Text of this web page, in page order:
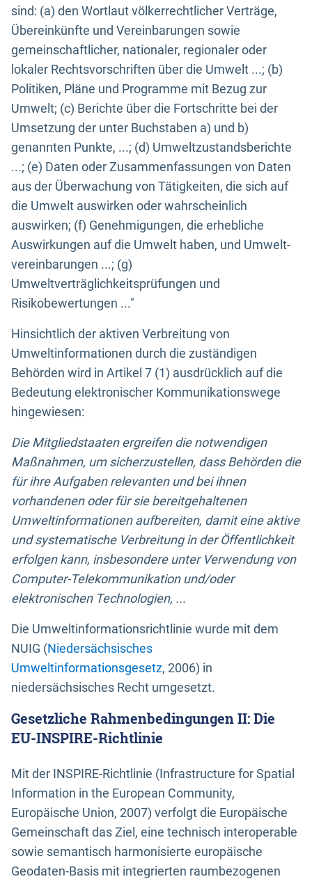
sind: (a) den Wortlaut völkerrechtlicher Verträge,
Übereinkünfte und Vereinbarungen sowie
gemeinschaftlicher, nationaler, regionaler oder
lokaler Rechtsvorschriften über die Umwelt ...; (b)
Politiken, Pläne und Programme mit Bezug zur
Umwelt; (c) Berichte über die Fortschritte bei der
Umsetzung der unter Buchstaben a) und b)
genannten Punkte, ...; (d) Umweltzustandsberichte
...; (e) Daten oder Zusammenfassungen von Daten
aus der Überwachung von Tätigkeiten, die sich auf
die Umwelt auswirken oder wahrscheinlich
auswirken; (f) Genehmigungen, die erhebliche
Auswirkungen auf die Umwelt haben, und Umwelt-
vereinbarungen ...; (g)
Umweltverträglichkeitsprüfungen und
Risikobewertungen ..."
Hinsichtlich der aktiven Verbreitung von
Umweltinformationen durch die zuständigen
Behörden wird in Artikel 7 (1) ausdrücklich auf die
Bedeutung elektronischer Kommunikationswege
hingewiesen:
Die Mitgliedstaaten ergreifen die notwendigen
Maßnahmen, um sicherzustellen, dass Behörden die
für ihre Aufgaben relevanten und bei ihnen
vorhandenen oder für sie bereitgehaltenen
Umweltinformationen aufbereiten, damit eine aktive
und systematische Verbreitung in der Öffentlichkeit
erfolgen kann, insbesondere unter Verwendung von
Computer-Telekommunikation und/oder
elektronischen Technologien, ...
Die Umweltinformationsrichtlinie wurde mit dem
NUIG (Niedersächsisches
Umweltinformationsgesetz, 2006) in
niedersächsisches Recht umgesetzt.
Gesetzliche Rahmenbedingungen II: Die
EU-INSPIRE-Richtlinie
Mit der INSPIRE-Richtlinie (Infrastructure for Spatial
Information in the European Community,
Europäische Union, 2007) verfolgt die Europäische
Gemeinschaft das Ziel, eine technisch interoperable
sowie semantisch harmonisierte europäische
Geodaten-Basis mit integrierten raumbezogenen